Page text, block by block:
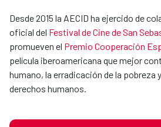
Desde 2015 la AECID ha ejercido de
oficial del Festival de Cine de San
promueven el Premio Cooperación
película iberoamericana que mejor
humano, la erradicación de la pobreza
derechos humanos.